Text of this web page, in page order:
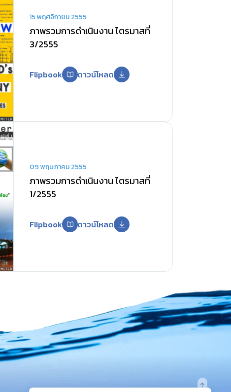
15 พฤศจิกายน 2555
ภาพรวมการดำเนินงาน ไตรมาสที่
3/2555
Flipbook ดาวน์โหลด
09 พฤษภาคม 2555
ภาพรวมการดำเนินงาน ไตรมาสที่
1/2555
Flipbook ดาวน์โหลด